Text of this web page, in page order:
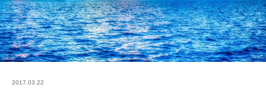
2017.03.22